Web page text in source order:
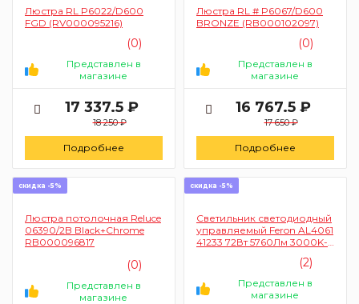
Люстра RL P6022/D600
FGD (RV000095216)
(0)
Представлен в
магазине
17 337.5 ₽
18 250 ₽
Подробнее
Люстра RL # P6067/D600
BRONZE (RB000102097)
(0)
Представлен в
магазине
16 767.5 ₽
17 650 ₽
Подробнее
скидка -5%
Люстра потолочная Reluce
06390/2B Black+Chrome
RB000096817
(0)
Представлен в
магазине
скидка -5%
Светильник светодиодный
управляемый Feron AL4061
41233 72Вт 5760Лм 3000K-
(2)
Представлен в
магазине